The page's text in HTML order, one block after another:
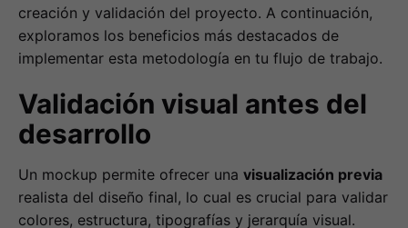
creación y validación del proyecto. A continuación,
exploramos los beneficios más destacados de
implementar esta metodología en tu flujo de trabajo.
Validación visual antes del
desarrollo
Un mockup permite ofrecer una visualización previa
realista del diseño final, lo cual es crucial para validar
colores, estructura, tipografías y jerarquía visual.